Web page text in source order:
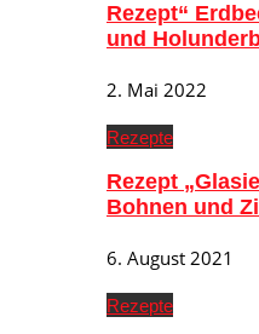
Rezept“
und
2. Mai 2022
Rezepte
Rezept
Bohnen und
6. August 2021
Rezepte